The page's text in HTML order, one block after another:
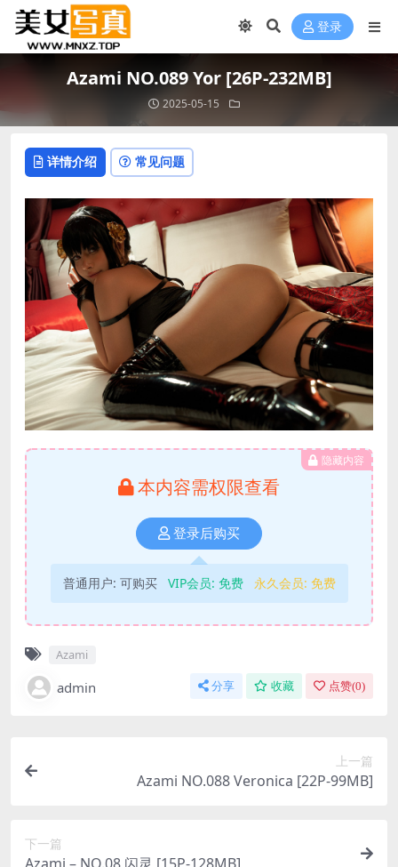
登录
Azami NO.089 Yor [26P-232MB]
2025-05-15
详情介绍 常见问题
隐藏内容
本内容需权限查看
登录后购买
普通用户: 可购买 VIP会员: 免费 永久会员: 免费
Azami
admin 分享 收藏 点赞(0)
上一篇
Azami NO.088 Veronica [22P-99MB]
下一篇